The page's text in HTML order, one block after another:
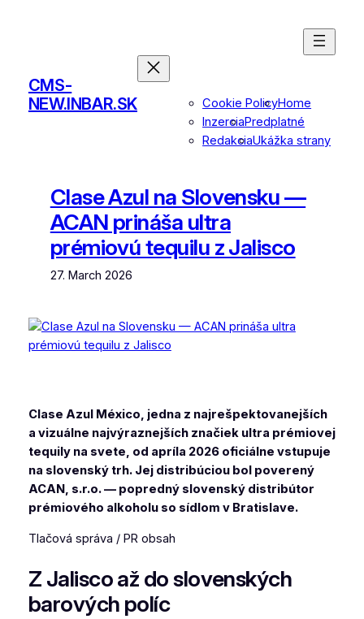
CMS-
NEW.INBAR.SK
Cookie PolicyHome
InzerciaPredplatné
RedakciaUkážka strany
Clase Azul na Slovensku —
ACAN prináša ultra
prémiovú tequilu z Jalisco
27. March 2026
Clase Azul México, jedna z najrešpektovanejších
a vizuálne najvýraznejších značiek ultra prémiovej
tequily na svete, od apríla 2026 oficiálne vstupuje
na slovenský trh. Jej distribúciou bol poverený
ACAN, s.r.o. — popredný slovenský distribútor
prémiového alkoholu so sídlom v Bratislave.
Tlačová správa / PR obsah
Z Jalisco až do slovenských
barových políc